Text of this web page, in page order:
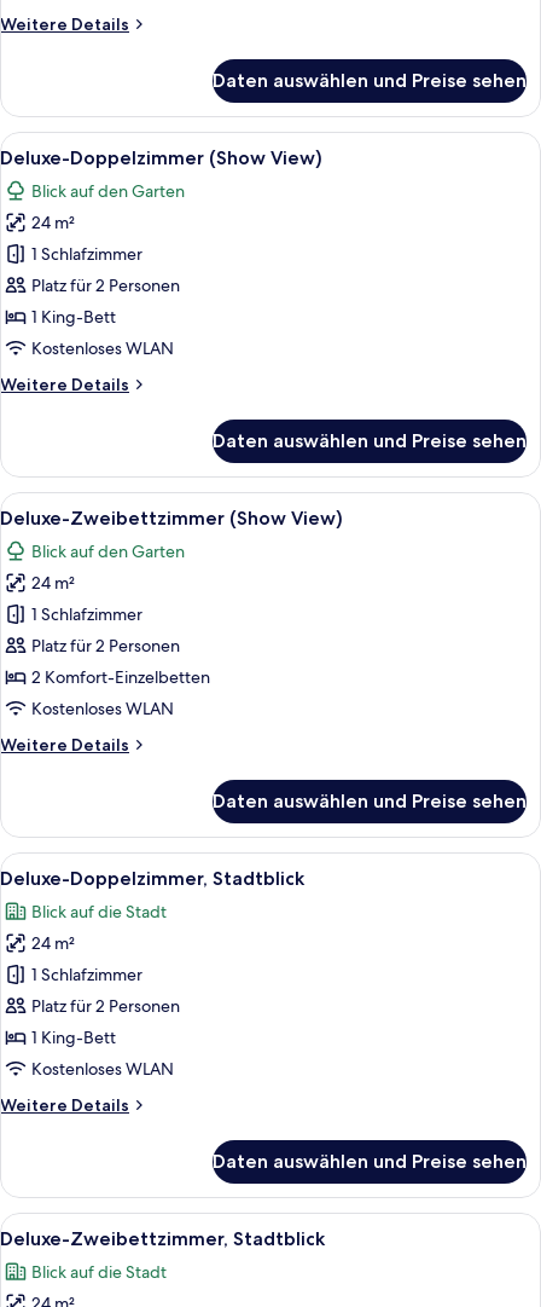
anzeigen
Weitere Details
Weitere
Doppelzimmer
zur
Einzelnutzung,
Daten auswählen und Preise sehen
Alle
Fotos
für
Deluxe-
Doppelzimmer
(Show
View)
anzeigen
Ein modernes Hotelzimmer mit
15
Deluxe-Doppelzimmer (Show View)
Blick auf den Garten
24 m²
1 Schlafzimmer
Platz für 2 Personen
1 King-Bett
Kostenloses WLAN
Weitere Details
Weitere
Doppelzimmer
(Show
View)
Daten auswählen und Preise sehen
Alle
Fotos
für
Deluxe-
Zweibettzimmer
(Show
View)
anzeigen
Ein Innenhof mit beleuchteten
12
Deluxe-Zweibettzimmer (Show View)
Blick auf den Garten
24 m²
1 Schlafzimmer
Platz für 2 Personen
2 Komfort-Einzelbetten
Kostenloses WLAN
Weitere Details
Weitere
Zweibettzimmer
(Show
View)
Daten auswählen und Preise sehen
Alle
Fotos
für
Deluxe-
Doppelzimmer,
Stadtblick
anzeigen
Ein modernes Hotelzimmer mit
10
Deluxe-Doppelzimmer, Stadtblick
Blick auf die Stadt
24 m²
1 Schlafzimmer
Platz für 2 Personen
1 King-Bett
Kostenloses WLAN
Weitere Details
Weitere
Doppelzimmer,
Stadtblick
Daten auswählen und Preise sehen
Alle
Fotos
für
Ein Hotelzimmer mit zwei Betten,
8
Deluxe-Zweibettzimmer, Stadtblick
Blick auf die Stadt